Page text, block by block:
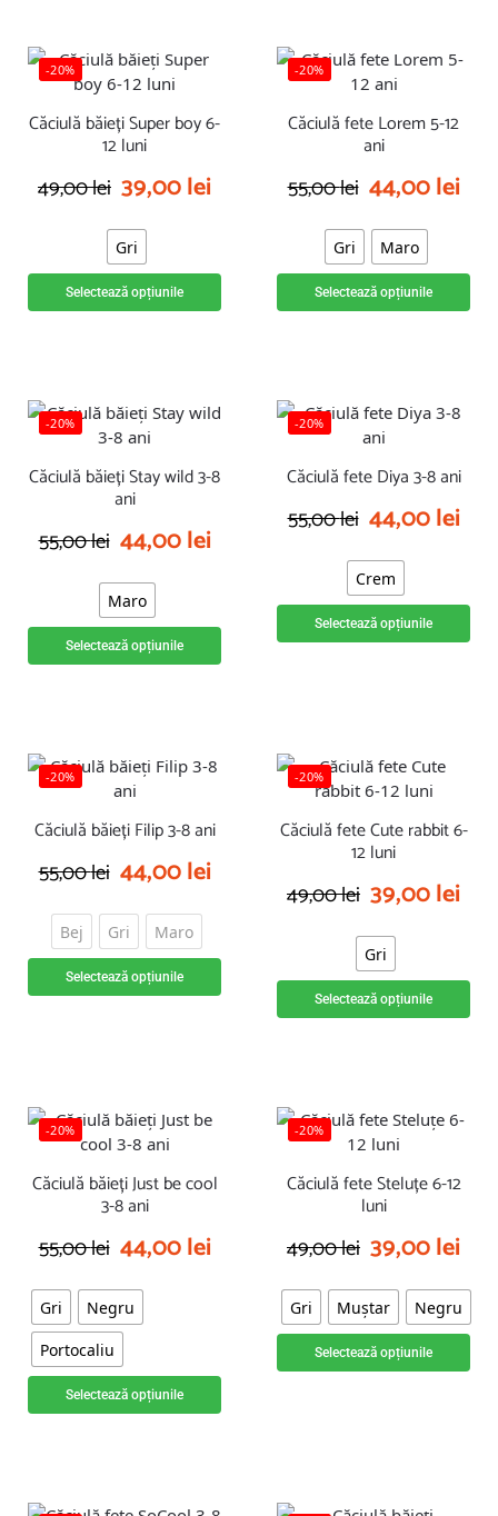
-20%
Căciulă băieți Super boy 6-
12 luni
49,00lei 39,00lei
Gri
Selectează opțiunile
-20%
Căciulă fete Lorem 5-12
ani
55,00lei 44,00lei
Gri Maro
Selectează opțiunile
-20%
Căciulă băieți Stay wild 3-8
ani
55,00lei 44,00lei
Maro
Selectează opțiunile
-20%
Căciulă fete Diya 3-8 ani
55,00lei 44,00lei
Crem
Selectează opțiunile
-20%
Căciulă băieți Filip 3-8 ani
55,00lei 44,00lei
Bej Gri Maro
Selectează opțiunile
-20%
Căciulă fete Cute rabbit 6-
12 luni
49,00lei 39,00lei
Gri
Selectează opțiunile
-20%
Căciulă băieți Just be cool
3-8 ani
55,00lei 44,00lei
Gri
Negru
Portocaliu
Selectează opțiunile
-20%
Căciulă fete Steluțe 6-12
luni
49,00lei 39,00lei
Gri Muștar Negru
Selectează opțiunile